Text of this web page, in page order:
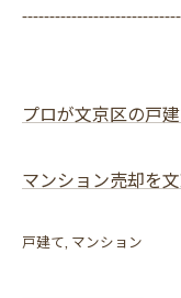
プロが文京区の戸
マンション売却を
戸建て マンション